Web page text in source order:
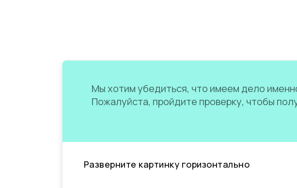
Мы хотим убедиться, что имеем дело
Пожалуйста, пройдите проверку, чтобы
Разверните картинку горизонтально